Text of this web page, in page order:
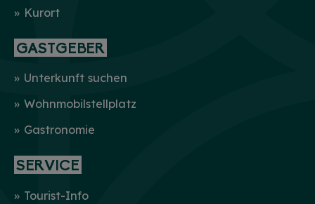
Kurort
GASTGEBER
Unterkunft suchen
Wohnmobilstellplatz
Gastronomie
SERVICE
Tourist-Info